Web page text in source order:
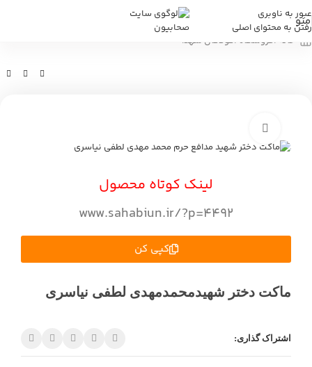
عبور به ناوبری
رفتن به محتوای اصلی
منو
خانه /فروشگاه /کودکان شهدا
لینک کوتاه محصول
www.sahabiun.ir/?p=4492
کپی کن
ماکت دختر شهیدمحمدمهدی لطفی نیاسری
اشتراک گذاری: